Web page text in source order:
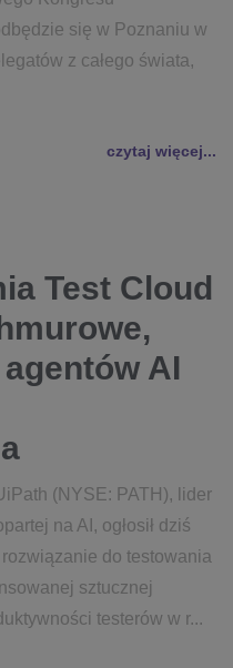
się w Poznaniu w
z całego świata,
czytaj więcej...
Test Cloud
AI
(NYSE: PATH), lider
na AI, ogłosił dziś
do testowania
sztucznej
testerów w r...